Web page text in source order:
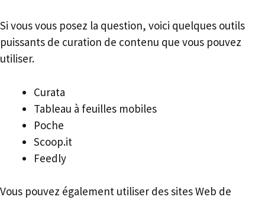
Si vous vous posez la question, voici quelques outils
puissants de curation de contenu que vous pouvez
utiliser.
Curata
Tableau à feuilles mobiles
Poche
Scoop.it
Feedly
Vous pouvez également utiliser des sites Web de